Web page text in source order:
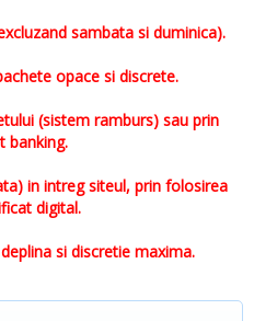
sambata si duminica).
opace si discrete.
(sistem ramburs) sau prin
banking.
in intreg siteul, prin folosirea
digital.
si discretie maxima.